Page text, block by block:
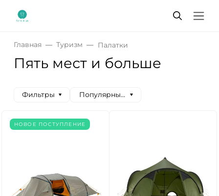
Главная Туризм Палатки
Пять мест и больше
Фильтры Популярные сначала
НОВОЕ ПОСТУПЛЕНИЕ